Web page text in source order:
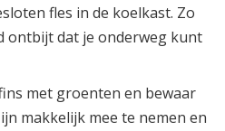
fles in de koelkast. Zo
ontbijt dat je onderweg kunt
met groenten en bewaar
makkelijk mee te nemen en